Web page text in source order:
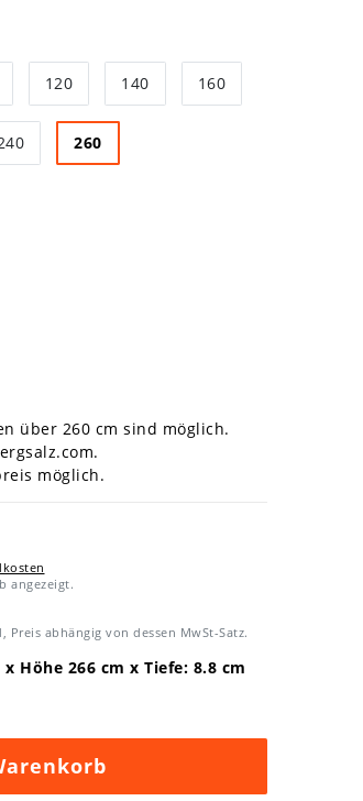
120 140 160
260
über 260 cm sind möglich.
.
möglich.
angezeigt.
Preis abhängig von dessen MwSt-Satz.
x Höhe 266 cm x Tiefe: 8.8 cm